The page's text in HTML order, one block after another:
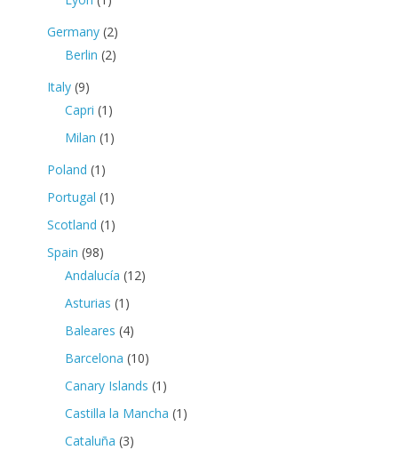
Germany (2)
Berlin (2)
Italy (9)
Capri (1)
Milan (1)
Poland (1)
Portugal (1)
Scotland (1)
Spain (98)
Andalucía (12)
Asturias (1)
Baleares (4)
Barcelona (10)
Canary Islands (1)
Castilla la Mancha (1)
Cataluña (3)